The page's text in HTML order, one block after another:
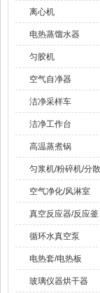
离心机
电热蒸馏水器
匀胶机
空气自净器
洁净采样车
洁净工作台
高温蒸煮锅
匀浆机/粉碎机/分
空气净化/风淋室
真空反应器/反应釜
循环水真空泵
电热套/电热板
玻璃仪器烘干器